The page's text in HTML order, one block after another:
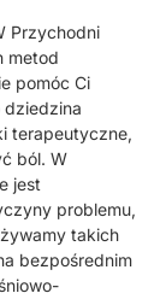
Przychodni
metod
pomóc Ci
dziedzina
terapeutyczne,
ból. W
jest
problemu,
takich
bezpośrednim